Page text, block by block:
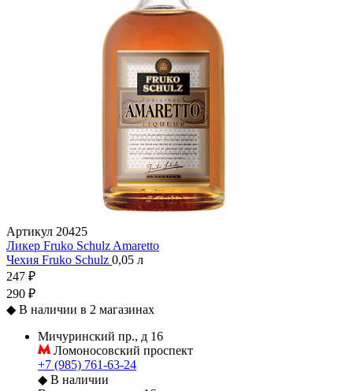
Артикул 20425
Ликер Fruko Schulz Amaretto
Чехия Fruko Schulz 0,05 л
247 ₽
290 ₽
◆ В наличии в 2 магазинах
Мичуринский пр., д 16
Ломоносовский проспект
+7 (985) 761-63-24
◆ В наличии